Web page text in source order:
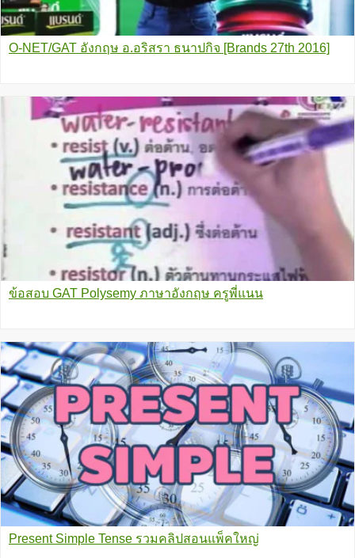
O-NET/GAT อังกฤษ อ.อริสรา ธนาปกิจ [Brands 27th 2016]
ข้อสอบ GAT Polysemy ภาษาอังกฤษ ครูพี่แนน
Present Simple Tense รวมคลิปสอนแพ็คใหญ่